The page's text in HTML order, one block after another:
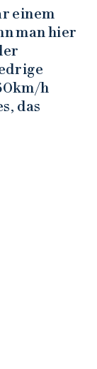
einem
man hier
h
das